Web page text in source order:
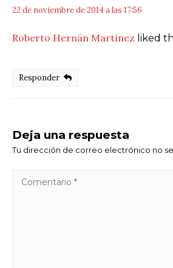
22 de noviembre de 2014 a las 17:56
Roberto Hernán Martínez liked
Responder
Deja una respuesta
Tu dirección de correo electrónico no